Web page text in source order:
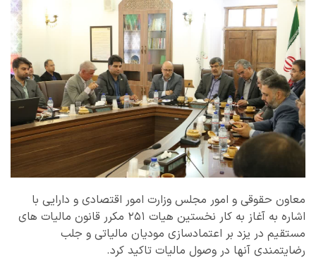
معاون حقوقی و امور مجلس وزارت امور اقتصادی و دارایی با
اشاره به آغاز به کار نخستین هیات ۲۵۱ مکرر قانون مالیات های
مستقیم در یزد بر اعتمادسازی مودیان مالیاتی و جلب
رضایتمندی آنها در وصول مالیات تاکید کرد.